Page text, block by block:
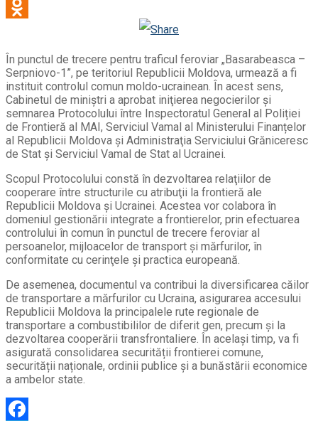
Odnoklassniki
În punctul de trecere pentru traficul feroviar „Basarabeasca –
Serpniovo-1”, pe teritoriul Republicii Moldova, urmează a fi
instituit controlul comun moldo-ucrainean. În acest sens,
Cabinetul de miniștri a aprobat iniţierea negocierilor şi
semnarea Protocolului între Inspectoratul General al Poliției
de Frontieră al MAI, Serviciul Vamal al Ministerului Finanțelor
al Republicii Moldova și Administraţia Serviciului Grăniceresc
de Stat și Serviciul Vamal de Stat al Ucrainei.
Scopul Protocolului constă în dezvoltarea relaţiilor de
cooperare între structurile cu atribuţii la frontieră ale
Republicii Moldova şi Ucrainei. Acestea vor colabora în
domeniul gestionării integrate a frontierelor, prin efectuarea
controlului în comun în punctul de trecere feroviar al
persoanelor, mijloacelor de transport şi mărfurilor, în
conformitate cu cerinţele şi practica europeană.
De asemenea, documentul va contribui la diversificarea căilor
de transportare a mărfurilor cu Ucraina, asigurarea accesului
Republicii Moldova la principalele rute regionale de
transportare a combustibililor de diferit gen, precum și la
dezvoltarea cooperării transfrontaliere. În același timp, va fi
asigurată consolidarea securității frontierei comune,
securității naționale, ordinii publice și a bunăstării economice
a ambelor state.